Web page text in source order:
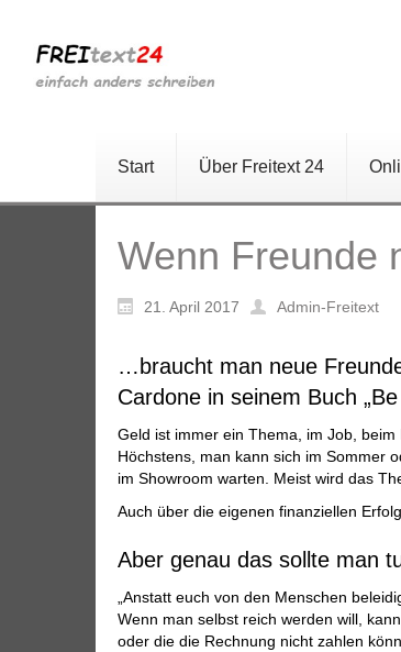
Start Über Freitext 24
Wenn Freunde
21. April 2017 Admin-Freitext
…braucht man neue
Cardone in seinem Buch
Geld ist immer ein Thema, im Job,
Höchstens, man kann sich im Sommer
im Showroom warten. Meist wird das
Auch über die eigenen finanziellen
Aber genau das sollte man
„Anstatt euch von den Menschen
Wenn man selbst reich werden will,
oder die die Rechnung nicht zahlen